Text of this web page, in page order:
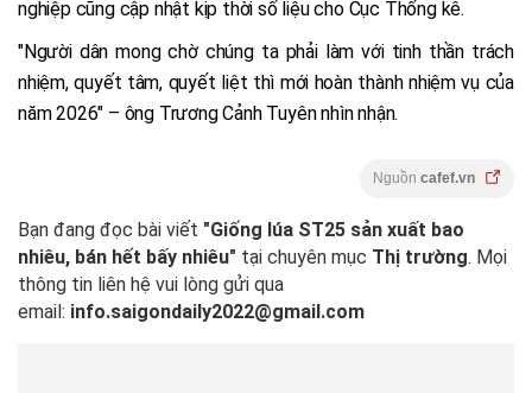
nghiệp cũng cập nhật kịp thời số liệu cho Cục Thống kê.
"Người dân mong chờ chúng ta phải làm với tinh thần trách
nhiệm, quyết tâm, quyết liệt thì mới hoàn thành nhiệm vụ của
năm 2026" – ông Trương Cảnh Tuyên nhìn nhận.
Nguồn cafef.vn
Bạn đang đọc bài viết "Giống lúa ST25 sản xuất bao
nhiêu, bán hết bấy nhiêu" tại chuyên mục Thị trường. Mọi
thông tin liên hệ vui lòng gửi qua
email: info.saigondaily2022@gmail.com